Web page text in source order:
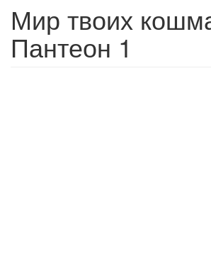
Мир твоих
Пантеон 1